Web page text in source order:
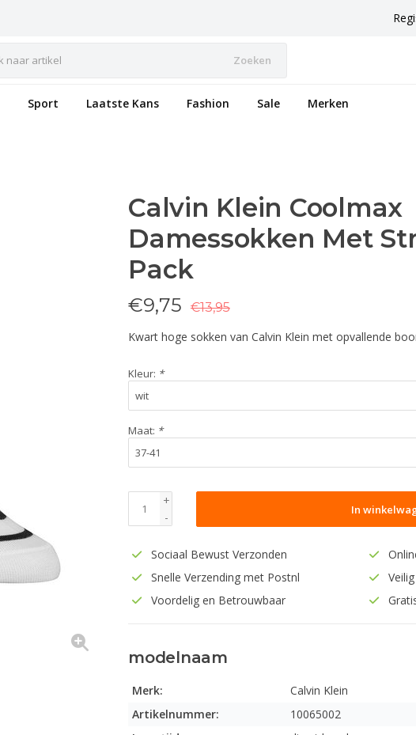
Zoeken
Sport Laatste Kans Fashion Sale Merken
Calvin Klein Coolmax
Damessokken Met
Pack
€9,75
€13,95
Kwart hoge sokken van Calvin Klein met opvallende
Kleur: *
Maat: *
+
-
In
Sociaal Bewust Verzonden
Snelle Verzending met Postnl
Voordelig en Betrouwbaar
modelnaam
Merk:
Calvin Klein
Artikelnummer:
10065002